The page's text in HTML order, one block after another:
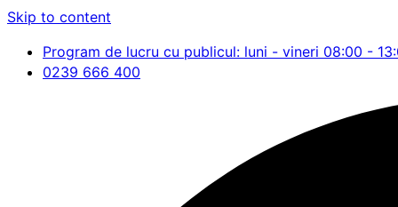
Skip to content
Program de lucru cu publicul: luni - vineri 08:00 -
0239 666 400